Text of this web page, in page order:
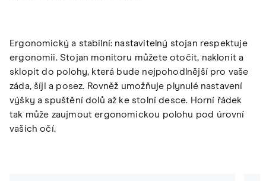
Ergonomický a stabilní: nastavitelný stojan respektuje
ergonomii. Stojan monitoru můžete otočit, naklonit a
sklopit do polohy, která bude nejpohodlnější pro vaše
záda, šíji a posez. Rovněž umožňuje plynulé nastavení
výšky a spuštění dolů až ke stolní desce. Horní řádek
tak může zaujmout ergonomickou polohu pod úrovní
vašich očí.